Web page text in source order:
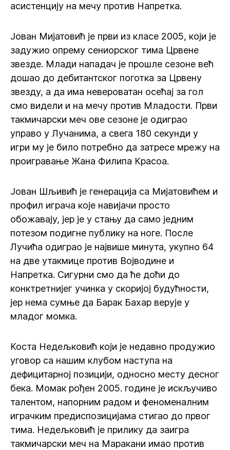
асистенцију на мечу против Напретка.
Јован Мијатовић је први из класе 2005, који је
задужио опрему сениорског тима Црвене
звезде. Млади нападач је прошле сезоне већ
дошао до дебитантског поготка за Црвену
звезду, а да има невероватан осећај за гол
смо видели и на мечу против Младости. Први
такмичарски меч ове сезоне је одиграо
управо у Лучанима, а свега 180 секунди у
игри му је било потребно да затресе мрежу на
проигравање Жана Филипа Красоа.
Јован Шљивић је генерација са Мијатовићем и
профил играча које навијачи просто
обожавају, јер је у стању да само једним
потезом подигне публику на ноге. После
Лучића одиграо је највише минута, укупно 64
на две утакмице против Војводине и
Напретка. Сигурни смо да ће доћи до
конктретнијег учинка у скоријој будућности,
јер нема сумње да Барак Бахар верује у
младог момка.
Коста Недељковић који је недавно продужио
уговор са нашим клубом наступа на
дефицитарној позицији, односно месту десног
бека. Момак рођен 2005. године је искључиво
талентом, напорним радом и феноменалним
играчким предиспозицијама стигао до првог
тима. Недељковић је прилику да заигра
такмичарски меч на Маракани имао против